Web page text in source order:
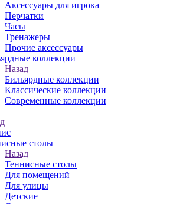
Аксессуары для игрока
Перчатки
Часы
Тренажеры
Прочие аксессуары
коллекции
Назад
Бильярдные коллекции
Классические коллекции
Современные коллекции
столы
Назад
Теннисные столы
Для помещений
Для улицы
Детские